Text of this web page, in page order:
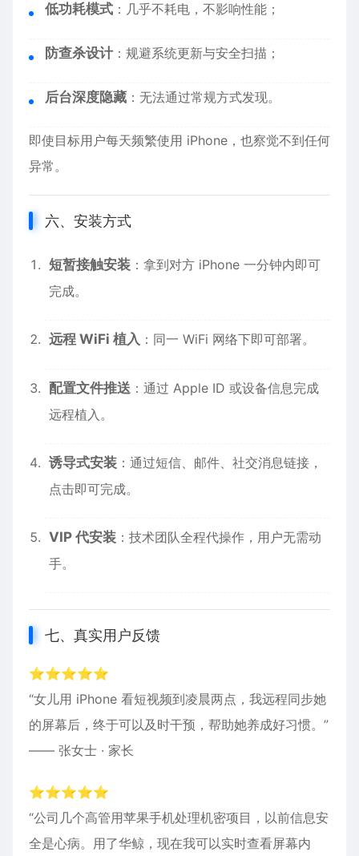
低功耗模式 ：几乎不耗电，不影响性能；
防查杀设计 ：规避系统更新与安全扫描；
后台深度隐藏 ：无法通过常规方式发现。
即使目标用户每天频繁使用 iPhone，也察觉不到任何
异常。
六、安装方式
短暂接触安装 ：拿到对方 iPhone 一分钟内即可
完成。
远程 WiFi 植入 ：同一 WiFi 网络下即可部署。
配置文件推送 ：通过 Apple ID 或设备信息完成
远程植入。
诱导式安装 ：通过短信、邮件、社交消息链接，
点击即可完成。
VIP 代安装 ：技术团队全程代操作，用户无需动
手。
七、真实用户反馈
⭐⭐⭐⭐⭐
“女儿用 iPhone 看短视频到凌晨两点，我远程同步她
的屏幕后，终于可以及时干预，帮助她养成好习惯。”
—— 张女士 · 家长
⭐⭐⭐⭐⭐
“公司几个高管用苹果手机处理机密项目，以前信息安
全是心病。用了华鲸，现在我可以实时查看屏幕内